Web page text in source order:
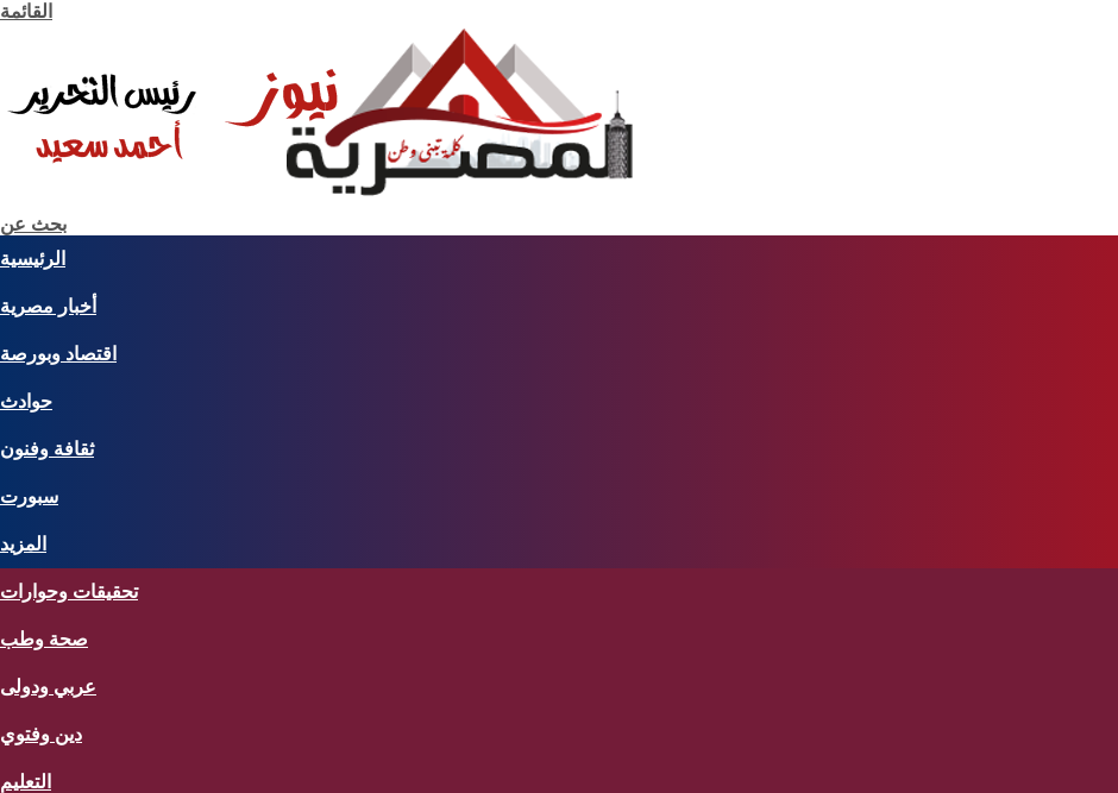
القائمة
بحث عن
الرئيسية
أخبار مصرية
اقتصاد وبورصة
حوادث
ثقافة وفنون
سبورت
المزيد
تحقيقات وحوارات
صحة وطب
عربي ودولى
دين وفتوي
التعليم